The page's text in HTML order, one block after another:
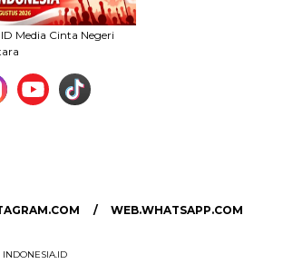
Media Cinta Negeri
WEB.WHATSAPP.COM
INDONESIA.ID